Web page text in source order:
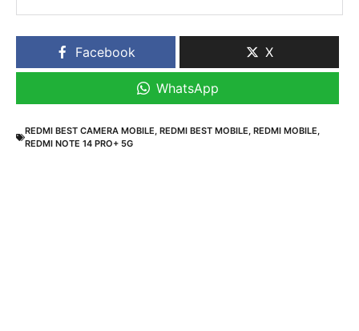
Facebook X
WhatsApp
REDMI BEST CAMERA MOBILE, REDMI BEST MOBILE, REDMI MOBILE,
REDMI NOTE 14 PRO+ 5G